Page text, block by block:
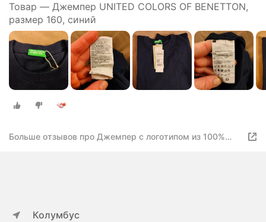
Товар — Джемпер UNITED COLORS OF BENETTON,
размер 160, синий
Больше отзывов про Джемпер с логотипом из 100%
Колумбус